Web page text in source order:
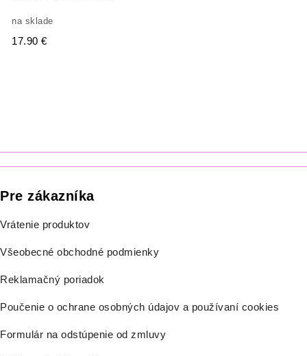
na sklade
17.90 €
Pre zákazníka
Vrátenie produktov
Všeobecné obchodné podmienky
Reklamačný poriadok
Poučenie o ochrane osobných údajov a používaní cookies
Formulár na odstúpenie od zmluvy